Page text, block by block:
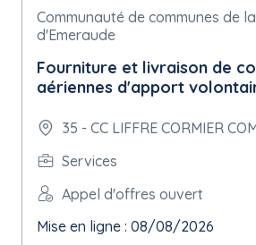
Communauté de communes de
d'Emeraude
Fourniture et livraison de
aériennes d'apport
35 - CC LIFFRE CORMIER
Services
Appel d'offres ouvert
Mise en ligne : 08/08/2026